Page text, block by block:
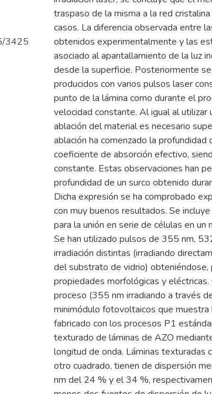
3425
traspaso de la misma a la red
casos. La diferencia observada entre
obtenidos experimentalmente y las
asociado al apantallamiento de la luz
desde la superficie. Posteriormente
producidos con varios pulsos laser
punto de la lámina como durante el
velocidad constante. Al igual al utilizar
ablación del material es necesario
ablación ha comenzado la
coeficiente de absorción efectivo,
constante. Estas observaciones han
profundidad de un surco obtenido
Dicha expresión se ha comprobado
con muy buenos resultados. Se
para la unión en serie de células en
Se han utilizado pulsos de 355 nm,
irradiación distintas (irradiando
del substrato de vidrio) obteniéndose,
propiedades morfológicas y
proceso (355 nm irradiando a través
minimódulo fotovoltaicos que
fabricado con los procesos P1
texturado de láminas de AZO
longitud de onda. Láminas texturadas
otro cuadrado, tienen de dispersión
nm del 24 % y el 34 %,